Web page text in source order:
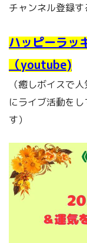
チャンネル登録す
ハッピーラッ
（youtube)
（癒しボイスで
にライブ活動を
す）